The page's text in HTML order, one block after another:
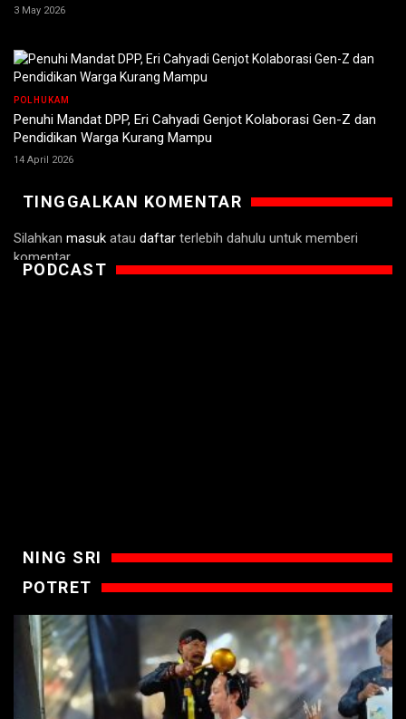
3 May 2026
POLHUKAM
Penuhi Mandat DPP, Eri Cahyadi Genjot Kolaborasi Gen-Z dan
Pendidikan Warga Kurang Mampu
14 April 2026
TINGGALKAN KOMENTAR
Silahkan masuk atau daftar terlebih dahulu untuk memberi
komentar.
PODCAST
NING SRI
POTRET